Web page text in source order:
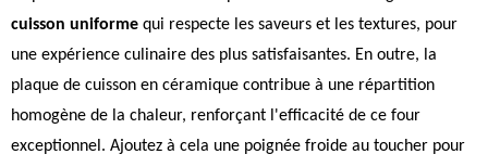
cuisson uniforme qui respecte les saveurs et les textures, pour
une expérience culinaire des plus satisfaisantes. En outre, la
plaque de cuisson en céramique contribue à une répartition
homogène de la chaleur, renforçant l'efficacité de ce four
exceptionnel. Ajoutez à cela une poignée froide au toucher pour